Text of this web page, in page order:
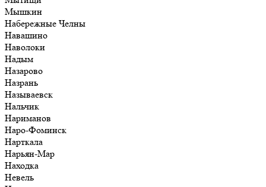
Мышкин
Набережные Челны
Навашино
Наволоки
Надым
Назарово
Назрань
Называевск
Нальчик
Нариманов
Наро-Фоминск
Нарткала
Нарьян-Мар
Находка
Невель